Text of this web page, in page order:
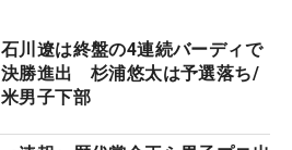
石川遼は終盤の4連続バーディで
決勝進出 杉浦悠太は予選落ち/
米男子下部